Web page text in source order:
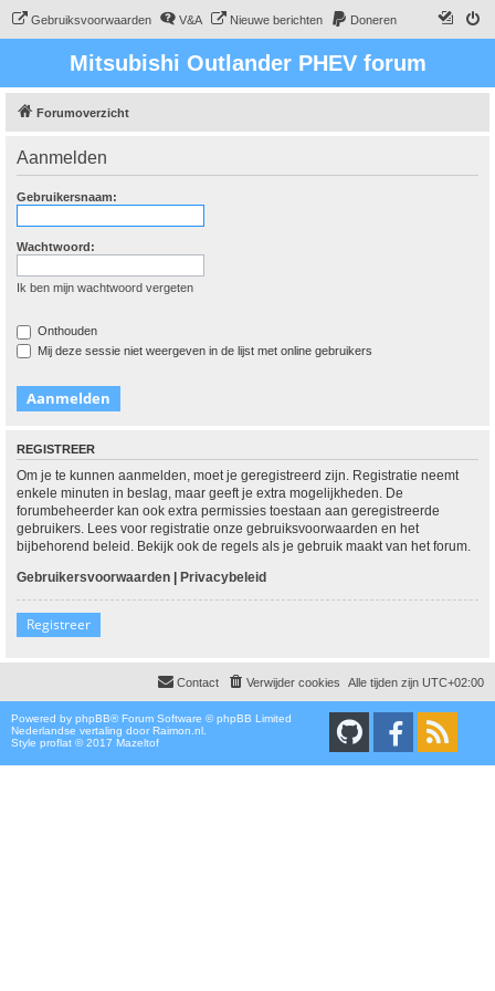
Gebruiksvoorwaarden V&A Nieuwe berichten Doneren
Mitsubishi Outlander PHEV forum
Forumoverzicht
Aanmelden
Gebruikersnaam:
Wachtwoord:
Ik ben mijn wachtwoord vergeten
Onthouden
Mij deze sessie niet weergeven in de lijst met online gebruikers
REGISTREER
Om je te kunnen aanmelden, moet je geregistreerd zijn. Registratie neemt
enkele minuten in beslag, maar geeft je extra mogelijkheden. De
forumbeheerder kan ook extra permissies toestaan aan geregistreerde
gebruikers. Lees voor registratie onze gebruiksvoorwaarden en het
bijbehorend beleid. Bekijk ook de regels als je gebruik maakt van het forum.
Gebruikersvoorwaarden | Privacybeleid
Registreer
Alle tijden zijn UTC+02:00
Verwijder cookies
Contact
Powered by phpBB® Forum Software © phpBB Limited
Nederlandse vertaling door Raimon.nl
Style proflat © 2017 Mazeltof